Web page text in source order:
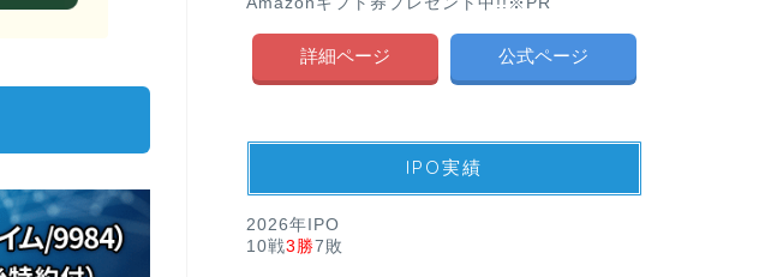
詳細ページ 公式ページ
IPO実績
2026年IPO
10戦3勝7敗